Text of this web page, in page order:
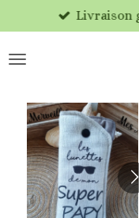
au
contenu
Livraison